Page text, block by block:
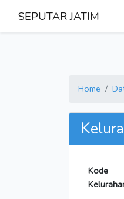
SEPUTAR JATIM
Home
Kode